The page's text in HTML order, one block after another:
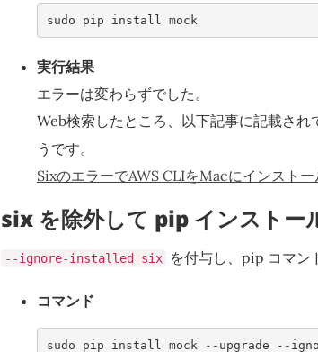
sudo pip install mock
実行結果
エラーは変わらずでした。
Web検索したところ、以下記事に記載され
うです。
SixのエラーでAWS CLIをMacにインスト
six を除外して pip インストー
--ignore-installed six を付与し、pip コマン
コマンド
sudo pip install mock --upgrade --